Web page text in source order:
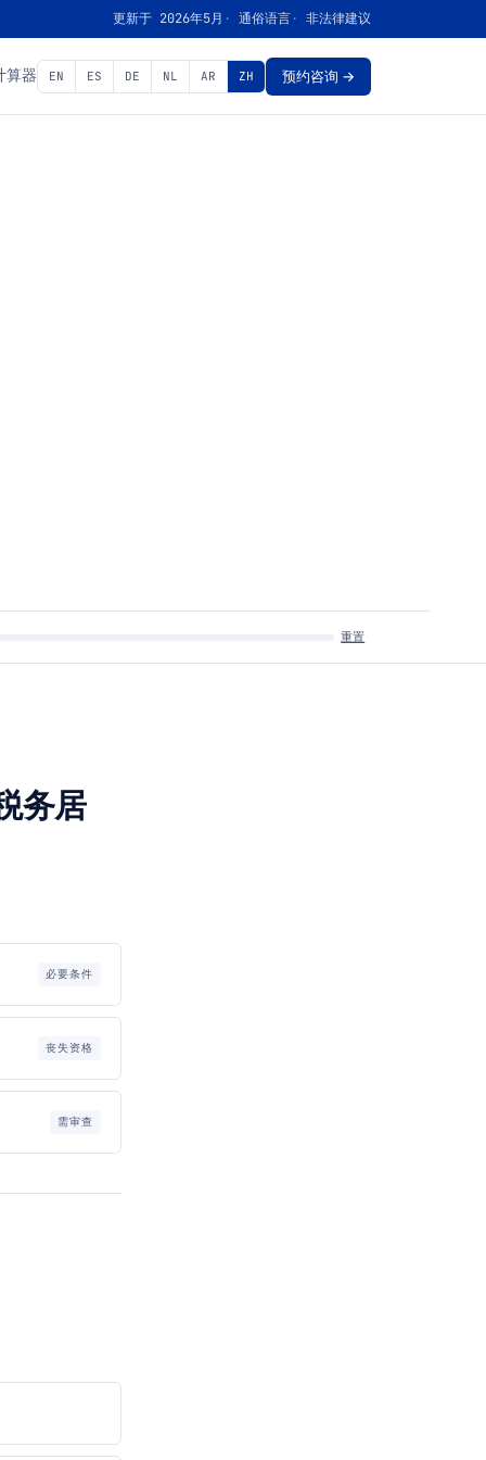
更新于 2026年5月 通俗语言 非法律建议
算器 EN ES DE NL AR ZH 预约咨询 →
重置
务居
必要条件
丧失资格
需审查